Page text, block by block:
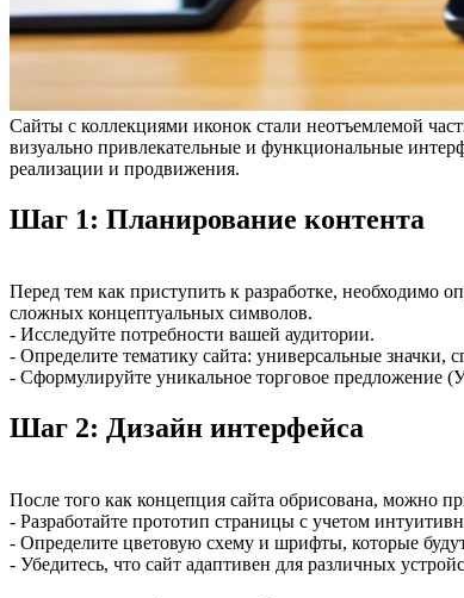
Сайты с коллекциями иконок стали неотъемлемой
визуально привлекательные и функциональные
реализации и продвижения.
Шаг 1: Планирование контента
Перед тем как приступить к разработке, необходимо
сложных концептуальных символов.
- Исследуйте потребности вашей аудитории.
- Определите тематику сайта: универсальные
- Сформулируйте уникальное торговое предложение
Шаг 2: Дизайн интерфейса
После того как концепция сайта обрисована, можно
- Разработайте прототип страницы с учетом
- Определите цветовую схему и шрифты, которые
- Убедитесь, что сайт адаптивен для различных